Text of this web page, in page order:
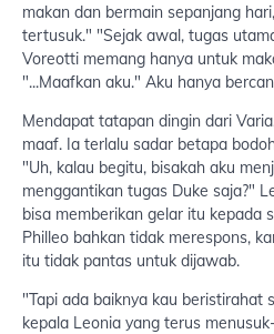
makan dan bermain sepanjang
tertusuk." "Sejak awal, tugas
Voreotti memang hanya untuk
"...Maafkan aku." Aku hanya
Mendapat tatapan dingin dari
maaf. Ia terlalu sadar betapa
"Uh, kalau begitu, bisakah aku
menggantikan tugas Duke saja?"
bisa memberikan gelar itu kepada
Philleo bahkan tidak merespons,
itu tidak pantas untuk dijawab.
"Tapi ada baiknya kau beristirahat
kepala Leonia yang terus